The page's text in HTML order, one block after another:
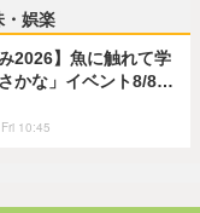
・娯楽
み2026】魚に触れて学
かな」イベント8/8…
10:45